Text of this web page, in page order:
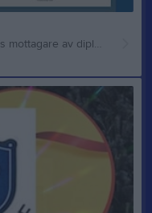
Sverige Walking Football har utsett årets mottagare av diplom för deras goda samhällsinsatser. SWF vill rikta ett stort tack för deras bidrag till uppstart och utvecklande av idrottsgrenen Walking Football i deras hemstad. Mottagare är Jan Wreme, Jeanette Nilsson, Stefan Lodén, Torbjörn Karlsson & Torgny Carlsson